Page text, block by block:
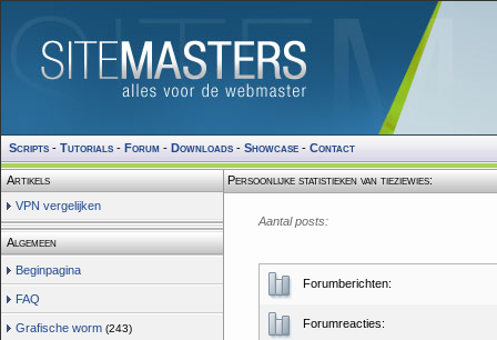
Scripts - Tutorials - Forum - Downloads - Showcase - Contact
Artikels
VPN vergelijken
Algemeen
Beginpagina
FAQ
Grafische worm (243)
Persoonlijke statistieken van tieziewies:
Aantal posts:
Forumberichten:
Forumreacties: